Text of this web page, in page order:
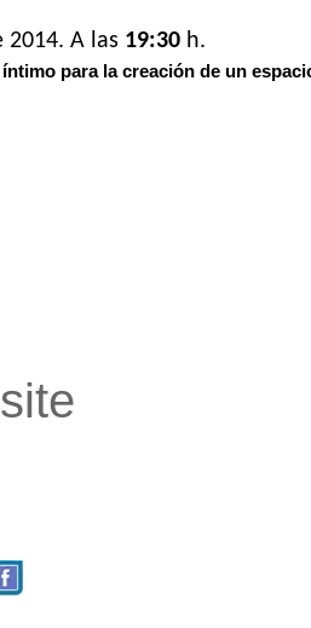
2014. A las 19:30 h.
para la creación de un
site